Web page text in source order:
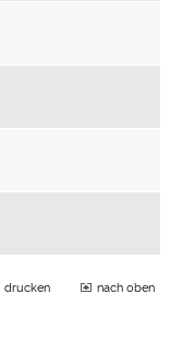
drucken nach oben